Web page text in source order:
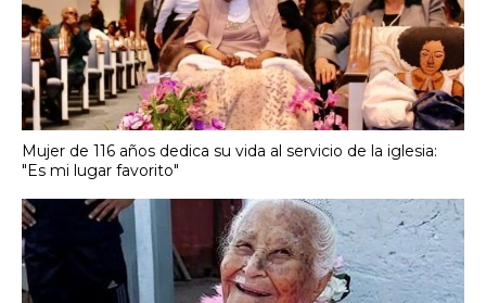
Mujer de 116 años dedica su vida al servicio de la iglesia:
"Es mi lugar favorito"